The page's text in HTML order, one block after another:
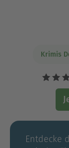
Krimis
Entdecke